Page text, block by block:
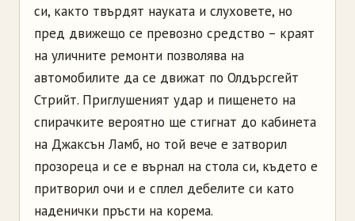
си, както твърдят науката и слуховете, но
пред движещо се превозно средство – краят
на уличните ремонти позволява на
автомобилите да се движат по Олдърсгейт
Стрийт. Приглушеният удар и пищенето на
спирачките вероятно ще стигнат до кабинета
на Джаксън Ламб, но той вече е затворил
прозореца и се е върнал на стола си, където е
притворил очи и е сплел дебелите си като
наденички пръсти на корема.